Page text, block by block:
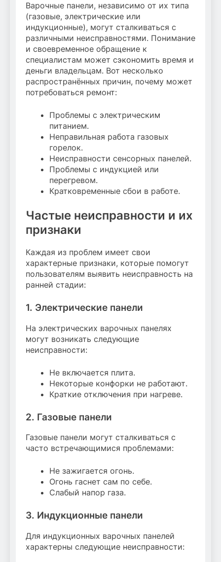
Варочные панели, независимо от их типа
(газовые, электрические или
индукционные), могут сталкиваться с
различными неисправностями. Понимание
и своевременное обращение к
специалистам может сэкономить время и
деньги владельцам. Вот несколько
распространённых причин, почему может
потребоваться ремонт:
Проблемы с электрическим
питанием.
Неправильная работа газовых
горелок.
Неисправности сенсорных панелей.
Проблемы с индукцией или
перегревом.
Кратковременные сбои в работе.
Частые неисправности и их
признаки
Каждая из проблем имеет свои
характерные признаки, которые помогут
пользователям выявить неисправность на
ранней стадии:
1. Электрические панели
На электрических варочных панелях
могут возникать следующие
неисправности:
Не включается плита.
Некоторые конфорки не работают.
Краткие отключения при нагреве.
2. Газовые панели
Газовые панели могут сталкиваться с
часто встречающимися проблемами:
Не зажигается огонь.
Огонь гаснет сам по себе.
Слабый напор газа.
3. Индукционные панели
Для индукционных варочных панелей
характерны следующие неисправности: